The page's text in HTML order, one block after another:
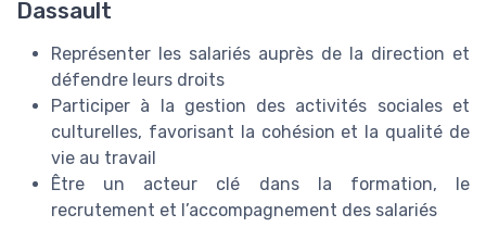
Dassault
Représenter les salariés auprès de la direction et
défendre leurs droits
Participer à la gestion des activités sociales et
culturelles, favorisant la cohésion et la qualité de
vie au travail
Être un acteur clé dans la formation, le
recrutement et l’accompagnement des salariés